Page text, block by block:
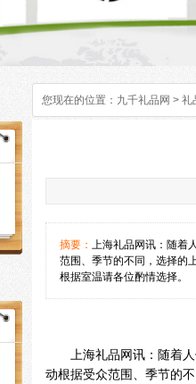
您现在的位置： 九千礼品网 > 礼
摘要： 上海礼品网讯：随着
范围、季节的不同，选择的
根据室温请各位酌情选择。
上海礼品网讯：随着
动根据受众范围、季节的